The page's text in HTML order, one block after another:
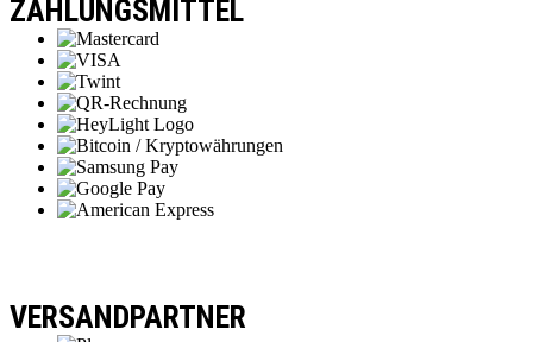
ZAHLUNGSMITTEL
VERSANDPARTNER